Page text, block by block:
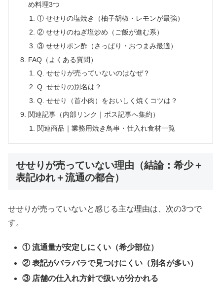
め料理3つ
① せせりの塩焼き（柚子胡椒・レモンが最強）
② せせりのねぎ塩炒め（ご飯が進む系）
③ せせりポン酢（さっぱり・おつまみ最適）
FAQ（よくある質問）
Q. せせりが売っていないのはなぜ？
Q. せせりの別名は？
Q. せせり（首小肉）をおいしく焼くコツは？
関連記事（内部リンク｜ボス記事へ集約）
関連商品｜業務用焼き鳥串・仕入れ食材一覧
せせりが売っていない理由（結論：希少＋
表記ゆれ＋流通の都合）
せせりが売っていないと感じる主な理由は、次の3つで
す。
① 流通量が安定しにくい（希少部位）
② 表記がバラバラで見つけにくい（別名が多い）
③ 店舗の仕入れ方針で扱いが分かれる